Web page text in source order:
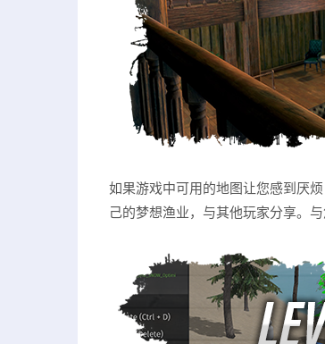
如果游戏中可用的地图让您感到厌
己的梦想渔业，与其他玩家分享。